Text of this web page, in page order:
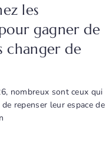
les
gagner de
changer de
nombreux sont ceux qui
repenser leur espace de